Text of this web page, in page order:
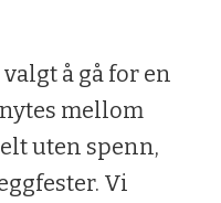
å gå for en
mellom
uten spenn,
Vi